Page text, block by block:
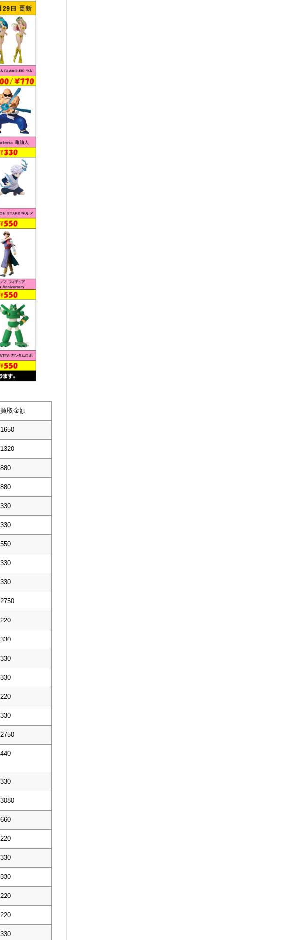
買取金額
1650
1320
880
880
330
330
550
330
330
2750
220
330
330
330
220
330
2750
440
330
3080
660
220
330
330
220
220
330